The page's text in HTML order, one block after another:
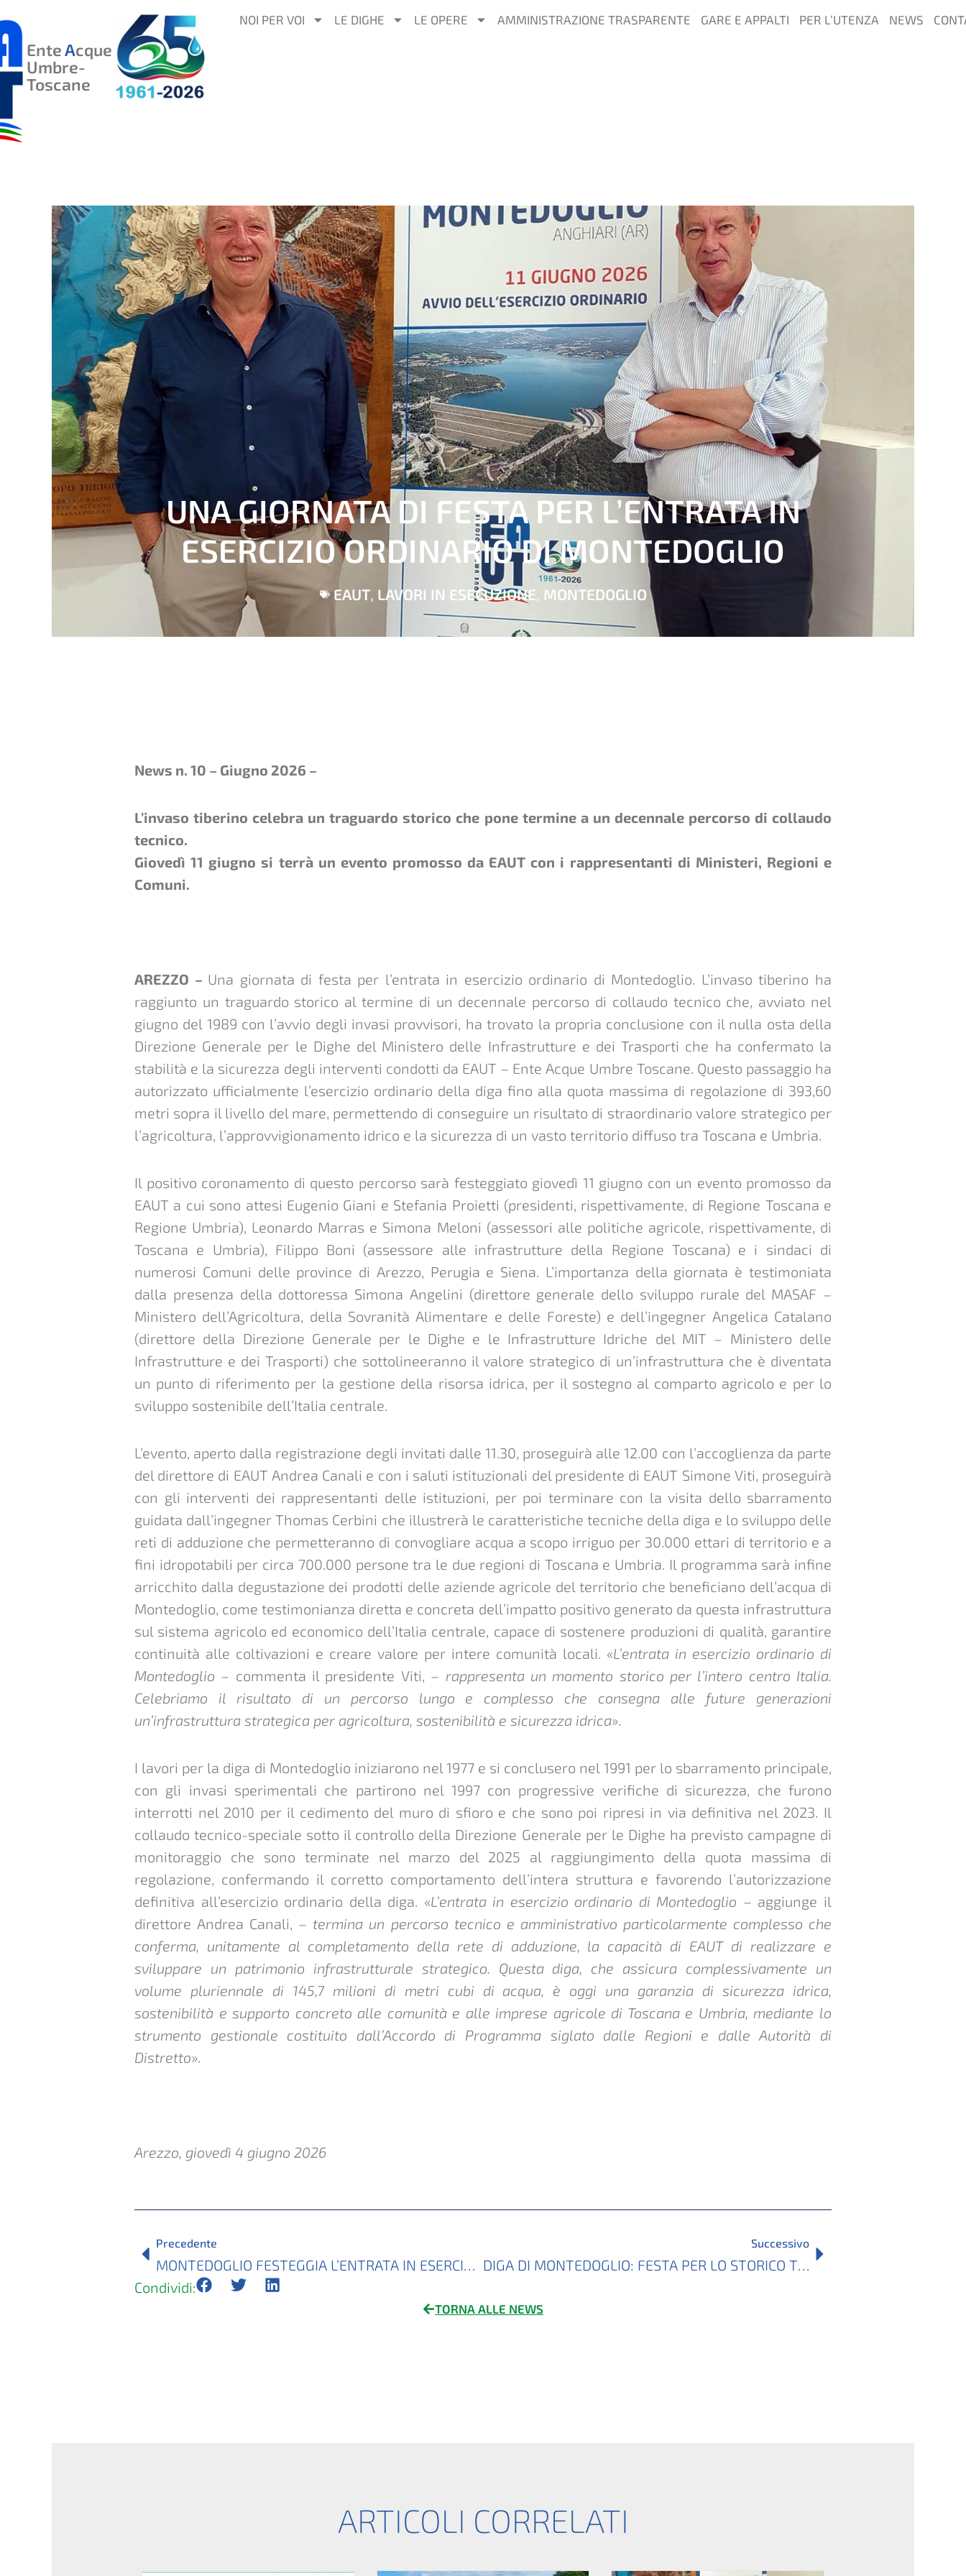
AL
CONTENUTO
EnteAcque
Umbre-
Toscane
NOI PER VOI LE DIGHE LE OPERE AMMINISTRAZIONE TRASPARENTE GARE E APPALTI PER L’UTENZA NEWS
UNA GIORNATA DI FESTA PER L’ENTRATA IN
ESERCIZIO ORDINARIO DI MONTEDOGLIO
EAUT, LAVORI IN ESECUZIONE MONTEDOGLIO
News n. 10 – Giugno 2026 –
L’invaso tiberino celebra un traguardo storico che pone termine a un decennale percorso di collaudo
tecnico.
Giovedì 11 giugno si terrà un evento promosso da EAUT con i rappresentanti di Ministeri, Regioni e
Comuni.
AREZZO – Una giornata di festa per l’entrata in esercizio ordinario di Montedoglio. L’invaso tiberino ha
raggiunto un traguardo storico al termine di un decennale percorso di collaudo tecnico che, avviato nel
giugno del 1989 con l’avvio degli invasi provvisori, ha trovato la propria conclusione con il nulla osta della
Direzione Generale per le Dighe del Ministero delle Infrastrutture e dei Trasporti che ha confermato la
stabilità e la sicurezza degli interventi condotti da EAUT – Ente Acque Umbre Toscane. Questo passaggio ha
autorizzato ufficialmente l’esercizio ordinario della diga fino alla quota massima di regolazione di 393,60
metri sopra il livello del mare, permettendo di conseguire un risultato di straordinario valore strategico per
l’agricoltura, l’approvvigionamento idrico e la sicurezza di un vasto territorio diffuso tra Toscana e Umbria.
Il positivo coronamento di questo percorso sarà festeggiato giovedì 11 giugno con un evento promosso da
EAUT a cui sono attesi Eugenio Giani e Stefania Proietti (presidenti, rispettivamente, di Regione Toscana e
Regione Umbria), Leonardo Marras e Simona Meloni (assessori alle politiche agricole, rispettivamente, di
Toscana e Umbria), Filippo Boni (assessore alle infrastrutture della Regione Toscana) e i sindaci di
numerosi Comuni delle province di Arezzo, Perugia e Siena. L’importanza della giornata è testimoniata
dalla presenza della dottoressa Simona Angelini (direttore generale dello sviluppo rurale del MASAF –
Ministero dell’Agricoltura, della Sovranità Alimentare e delle Foreste) e dell’ingegner Angelica Catalano
(direttore della Direzione Generale per le Dighe e le Infrastrutture Idriche del MIT – Ministero delle
Infrastrutture e dei Trasporti) che sottolineeranno il valore strategico di un’infrastruttura che è diventata
un punto di riferimento per la gestione della risorsa idrica, per il sostegno al comparto agricolo e per lo
sviluppo sostenibile dell’Italia centrale.
L’evento, aperto dalla registrazione degli invitati dalle 11.30, proseguirà alle 12.00 con l’accoglienza da parte
del direttore di EAUT Andrea Canali e con i saluti istituzionali del presidente di EAUT Simone Viti, proseguirà
con gli interventi dei rappresentanti delle istituzioni, per poi terminare con la visita dello sbarramento
guidata dall’ingegner Thomas Cerbini che illustrerà le caratteristiche tecniche della diga e lo sviluppo delle
reti di adduzione che permetteranno di convogliare acqua a scopo irriguo per 30.000 ettari di territorio e a
fini idropotabili per circa 700.000 persone tra le due regioni di Toscana e Umbria. Il programma sarà infine
arricchito dalla degustazione dei prodotti delle aziende agricole del territorio che beneficiano dell’acqua di
Montedoglio, come testimonianza diretta e concreta dell’impatto positivo generato da questa infrastruttura
sul sistema agricolo ed economico dell’Italia centrale, capace di sostenere produzioni di qualità, garantire
continuità alle coltivazioni e creare valore per intere comunità locali. «L’entrata in esercizio ordinario di
Montedoglio – commenta il presidente Viti, – rappresenta un momento storico per l’intero centro Italia.
Celebriamo il risultato di un percorso lungo e complesso che consegna alle future generazioni
un’infrastruttura strategica per agricoltura, sostenibilità e sicurezza idrica».
I lavori per la diga di Montedoglio iniziarono nel 1977 e si conclusero nel 1991 per lo sbarramento principale,
con gli invasi sperimentali che partirono nel 1997 con progressive verifiche di sicurezza, che furono
interrotti nel 2010 per il cedimento del muro di sfioro e che sono poi ripresi in via definitiva nel 2023. Il
collaudo tecnico-speciale sotto il controllo della Direzione Generale per le Dighe ha previsto campagne di
monitoraggio che sono terminate nel marzo del 2025 al raggiungimento della quota massima di
regolazione, confermando il corretto comportamento dell’intera struttura e favorendo l’autorizzazione
definitiva all’esercizio ordinario della diga. «L’entrata in esercizio ordinario di Montedoglio – aggiunge il
direttore Andrea Canali, – termina un percorso tecnico e amministrativo particolarmente complesso che
conferma, unitamente al completamento della rete di adduzione, la capacità di EAUT di realizzare e
sviluppare un patrimonio infrastrutturale strategico. Questa diga, che assicura complessivamente un
volume pluriennale di 145,7 milioni di metri cubi di acqua, è oggi una garanzia di sicurezza idrica,
sostenibilità e supporto concreto alle comunità e alle imprese agricole di Toscana e Umbria, mediante lo
strumento gestionale costituito dall’Accordo di Programma siglato dalle Regioni e dalle Autorità di
Distretto».
Arezzo, giovedì 4 giugno 2026
Precedente
MONTEDOGLIO FESTEGGIA L’ENTRATA IN ESERCIZIO ORDINARIO
Successivo
DIGA DI MONTEDOGLIO: FESTA PER LO STORICO TRAGUARDO DELL’ESERCIZIO ORDINARIO
Condividi:
TORNA ALLE NEWS
ARTICOLI CORRELATI